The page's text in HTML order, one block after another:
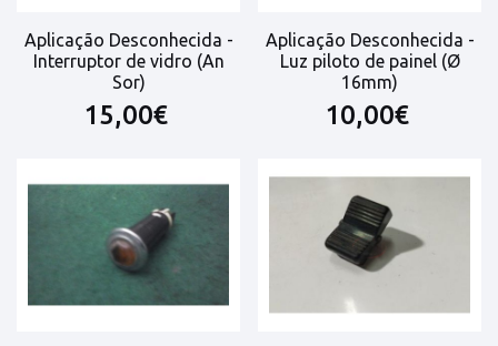
Aplicação Desconhecida -
Interruptor de vidro (An
Sor)
15,00€
Aplicação Desconhecida -
Luz piloto de painel (Ø
16mm)
10,00€